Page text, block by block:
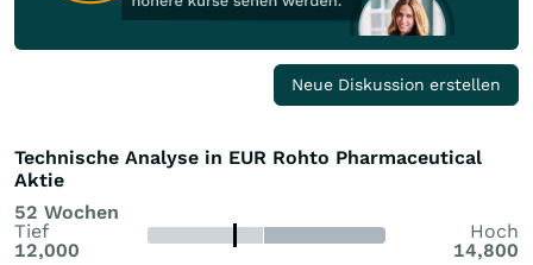
Neue Diskussion erstellen
Technische Analyse in EUR Rohto Pharmaceutical
Aktie
52 Wochen
Tief
12,000
Hoch
14,800